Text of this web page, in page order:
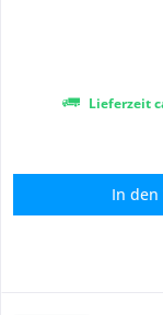
[Integrierte
Lieferzeit
In den